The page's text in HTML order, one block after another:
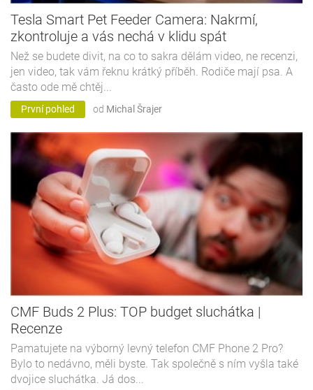
Tesla Smart Pet Feeder Camera: Nakrmí,
zkontroluje a vás nechá v klidu spát
Než se budete divit, na co to sakra dělám video, ne recenzi,
jen video, tak vám řeknu krátký příběh. Rodiče mají psa. A
často ode mě chtěj...
První pohled od Michal Šrajer
CMF Buds 2 Plus: TOP budget sluchátka |
Recenze
Pamatujete na výborný levný telefon CMF Phone 2 Pro?
Bylo to nedávno, měli byste. Tak společně s ním vyšla také
dvojice sluchátka. Já dos...